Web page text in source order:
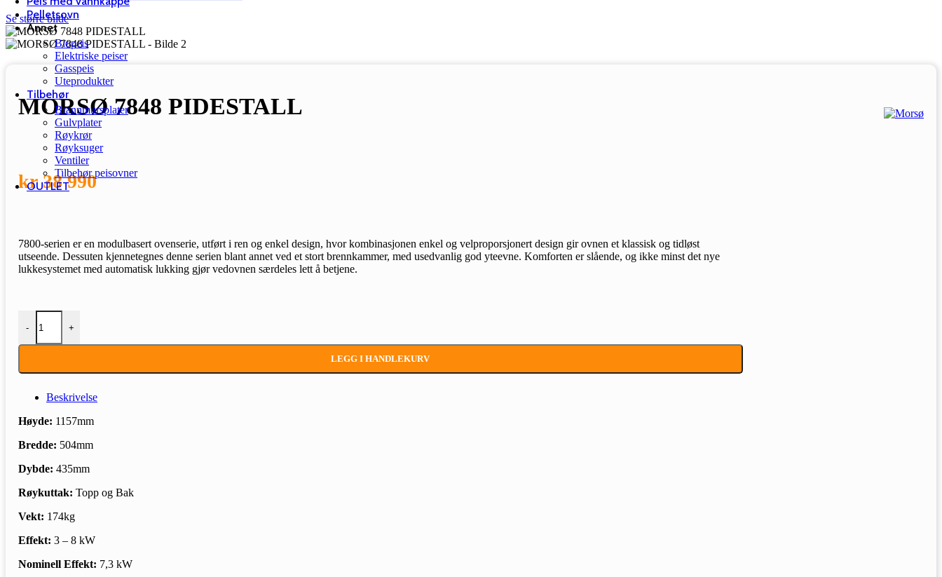
Pelletsovn
Annet
Biopeis
Elektriske peiser
Gasspeis
Uteprodukter
Tilbehør
Brannmursplater
Gulvplater
Røykrør
Røyksuger
Ventiler
Tilbehør peisovner
OUTLET
Se større bilde
MORSØ 7848 PIDESTALL
kr38 990
7800-serien er en modulbasert ovenserie, utført i ren og enkel design, hvor kombinasjonen enkel og velproporsjonert design gir ovnen et klassisk og tidløst
utseende. Dessuten kjennetegnes denne serien blant annet ved et stort brennkammer, med usedvanlig god yteevne. Komforten er slående, og ikke minst det nye
lukkesystemet med automatisk lukking gjør vedovnen særdeles lett å betjene.
-
MORSØ 7848 PIDESTALL antall
+
LEGG I HANDLEKURV
Beskrivelse
Høyde: 1157mm
Bredde: 504mm
Dybde: 435mm
Røykuttak: Topp og Bak
Vekt: 174kg
Effekt: 3 – 8 kW
Nominell Effekt: 7,3 kW